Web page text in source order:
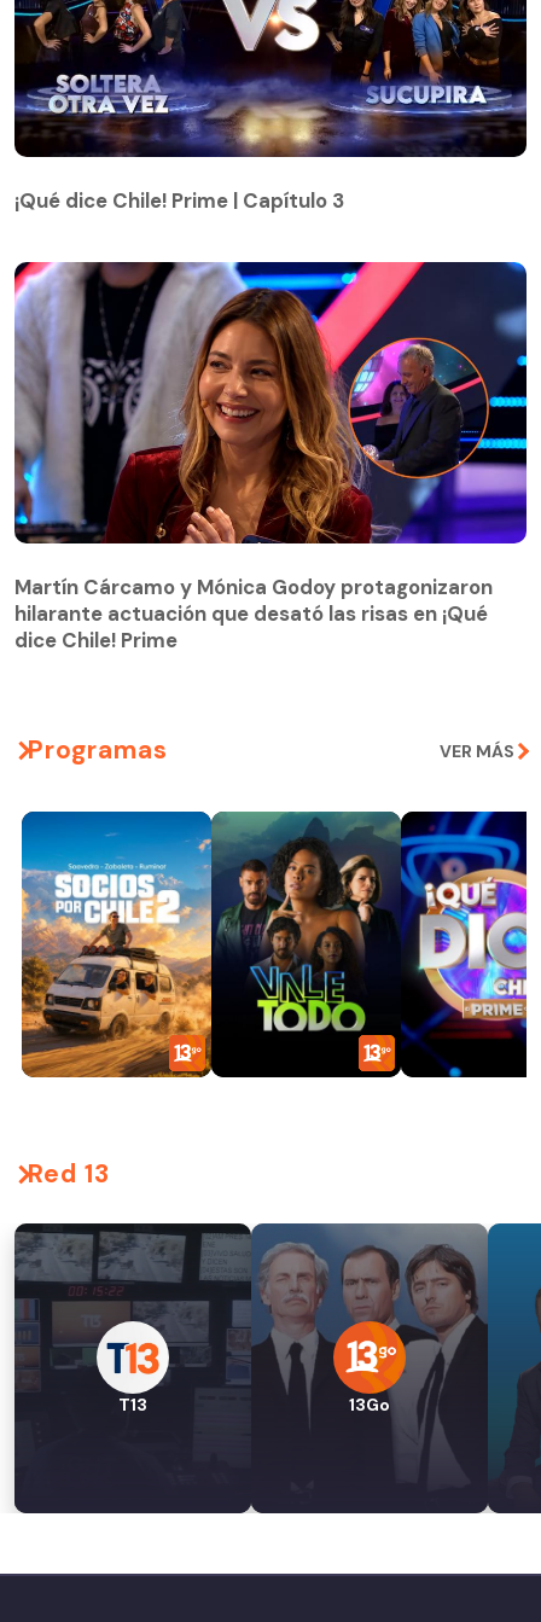
¡Qué dice Chile! Prime | Capítulo 3
hilarante actuación que desató las risas en ¡Qué
dice Chile! Prime
Martín Cárcamo y Mónica Godoy protagonizaron
hilarante actuación que desató las risas en ¡Qué
dice Chile! Prime
Programas VER MÁS
Red 13
T13 13Go